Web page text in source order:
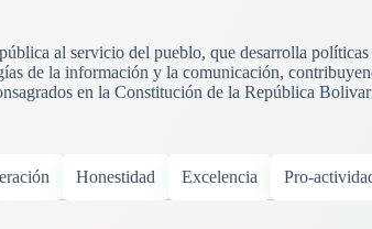
al servicio del pueblo, que desarrolla
de la información y la comunicación,
en la Constitución de la República
Honestidad Excelencia Pro-